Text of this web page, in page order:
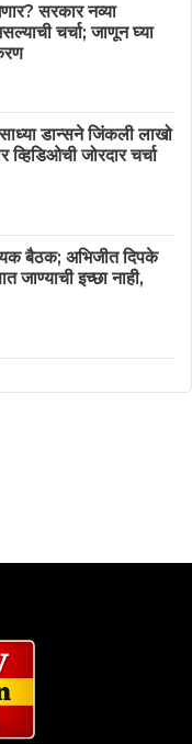
सरकार नव्या
चर्चा; जाणून घ्या
साध्या डान्सने जिंकली लाखो
जोरदार चर्चा
बैठक; अभिजीत दिपके
जाण्याची इच्छा नाही,